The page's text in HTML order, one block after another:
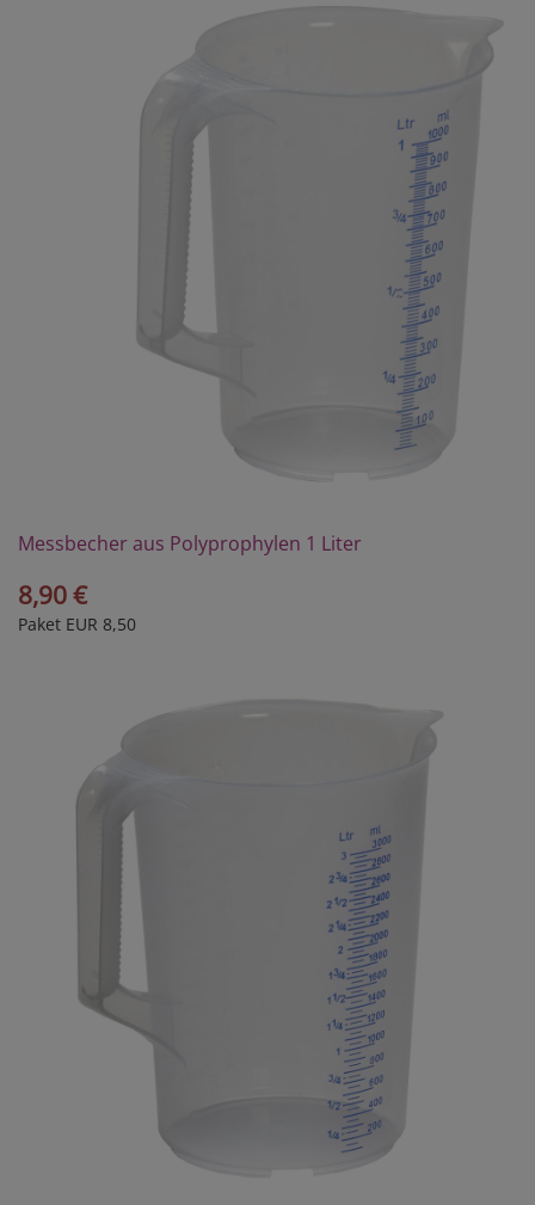
Messbecher aus Polyprophylen 1 Liter
8,90 €
Paket EUR 8,50